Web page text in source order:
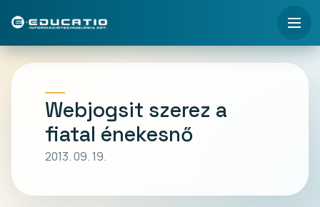
Webjogsit szerez a
fiatal énekesnő
2013. 09. 19.